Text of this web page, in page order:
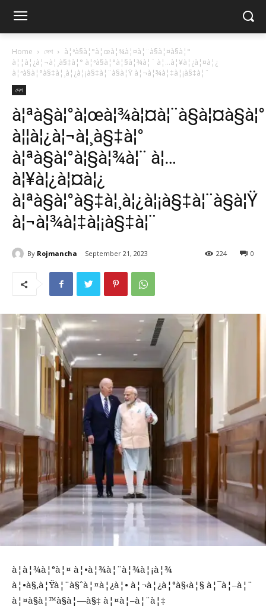
Home দেশ
à¦ªà§à¦°à¦œà¦¾à¦¤à¦¨à§à¦¤à§à¦°
à¦¦à¦¿à¦¬à¦¸à§‡à¦° à¦ªà§à¦°à¦§à¦¾à¦¨ à¦…à¦¥à¦¿à¦¤à¦¿
à¦ªà§à¦°à§‡à¦¸à¦¿à¦¡à§‡à¦¨à§à¦Ÿ à¦¬à¦¾à¦‡à¦¡à§‡à¦¨
দেশ
à¦ªà§à¦°à¦œà¦¾à¦¤à¦¨à§à¦¤à§à¦°
à¦¦à¦¿à¦¬à¦¸à§‡à¦°
à¦ªà§à¦°à¦§à¦¾à¦¨ à¦…
à¦¥à¦¿à¦¤à¦¿
à¦ªà§à¦°à§‡à¦¸à¦¿à¦¡à§‡à¦¨à§à¦Ÿ
à¦¬à¦¾à¦‡à¦¡à§‡à¦¨
By Rojmancha September 21, 2023 0
224
à¦­à¦¾à¦°à¦¤ à¦•à¦¾à¦¨à¦¾à¦¡à¦¾
à¦•à§‚à¦Ÿà¦¨à§ˆà¦¤à¦¿à¦• à¦¬à¦¿à¦°à§‹à¦§ à¦¯à¦–à¦¨
à¦¤à§à¦™à§à¦—à§‡ à¦¤à¦–à¦¨à¦‡